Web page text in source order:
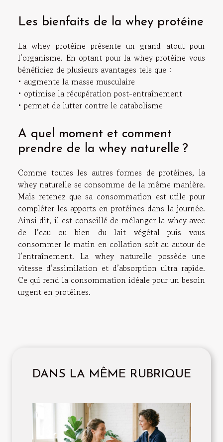
Les bienfaits de la whey protéine
La whey protéine présente un grand atout pour
l’organisme. En optant pour la whey protéine vous
bénéficiez de plusieurs avantages tels que :
• augmente la masse musculaire
• optimise la récupération post-entraînement
• permet de lutter contre le catabolisme
A quel moment et comment
prendre de la whey naturelle ?
Comme toutes les autres formes de protéines, la
whey naturelle se consomme de la même manière.
Mais retenez que sa consommation est utile pour
compléter les apports en protéines dans la journée.
Ainsi dit, il est conseillé de mélanger la whey avec
de l’eau ou bien du lait végétal puis vous
consommer le matin en collation soit au autour de
l’entraînement. La whey naturelle possède une
vitesse d’assimilation et d’absorption ultra rapide.
Ce qui rend la consommation idéale pour un besoin
urgent en protéines.
DANS LA MÊME RUBRIQUE